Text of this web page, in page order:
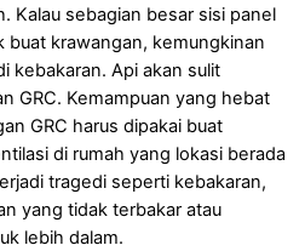
Kalau sebagian besar sisi panel
buat krawangan, kemungkinan
kebakaran. Api akan sulit
GRC. Kemampuan yang hebat
GRC harus dipakai buat
di rumah yang lokasi berada
tragedi seperti kebakaran,
yang tidak terbakar atau
lebih dalam.